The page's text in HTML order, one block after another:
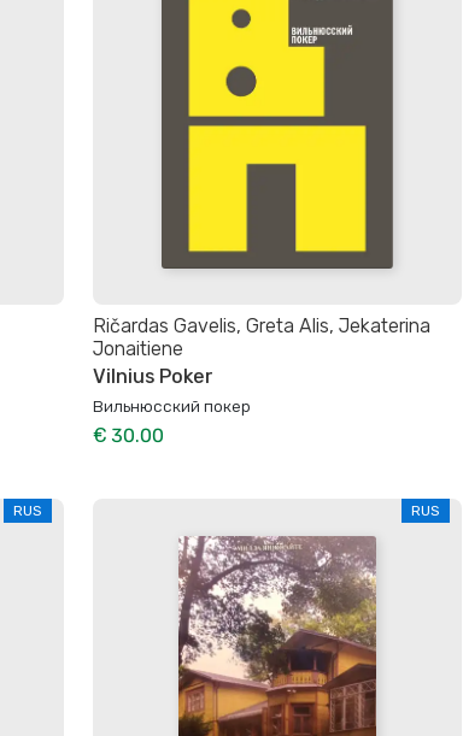
Ričardas Gavelis, Greta Alis, Jekaterina
Jonaitiene
Vilnius Poker
Вильнюсский покер
€ 30.00
RUS RUS